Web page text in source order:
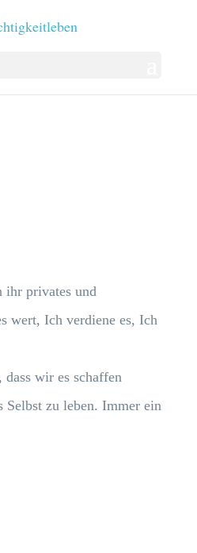
ihr privates und
wert, Ich verdiene es, Ich
dass wir es schaffen
Selbst zu leben. Immer ein